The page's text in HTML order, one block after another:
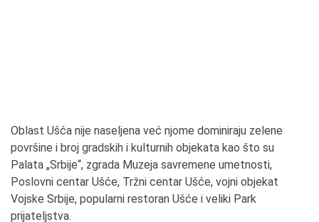
Oblast Ušća nije naseljena već njome dominiraju zelene
površine i broj gradskih i kulturnih objekata kao što su
Palata „Srbije“, zgrada Muzeja savremene umetnosti,
Poslovni centar Ušće, Tržni centar Ušće, vojni objekat
Vojske Srbije, popularni restoran Ušće i veliki Park
prijateljstva.